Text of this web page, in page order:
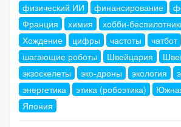
физический ИИ
финансирование
Франция
химия хобби-
Хождение
цифры частоты
чатбот
шагающие роботы
Швейцария
экзоскелеты
эко-дроны экология
энергетика
этика (робоэтика)
Япония